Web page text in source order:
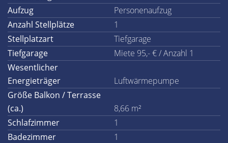
Aufzug
Personenaufzug
Anzahl Stellplätze
1
Stellplatzart
Tiefgarage
Tiefgarage
Miete 95,- € / Anzahl 1
Wesentlicher
Energieträger
Luftwärmepumpe
Größe Balkon / Terrasse
(ca.)
8,66 m²
Schlafzimmer
1
Badezimmer
1